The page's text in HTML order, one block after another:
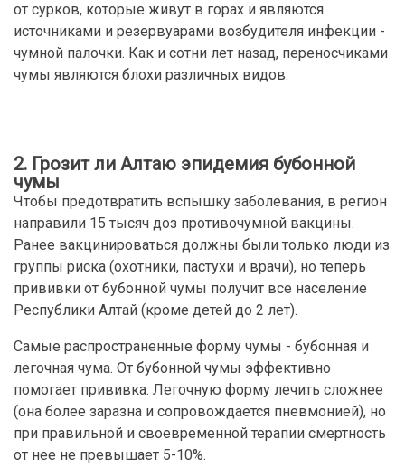
от сурков, которые живут в горах и являются
источниками и резервуарами возбудителя инфекции -
чумной палочки. Как и сотни лет назад, переносчиками
чумы являются блохи различных видов.
2. Грозит ли Алтаю эпидемия бубонной
чумы
Чтобы предотвратить вспышку заболевания, в регион
направили 15 тысяч доз противочумной вакцины.
Ранее вакцинироваться должны были только люди из
группы риска (охотники, пастухи и врачи), но теперь
прививки от бубонной чумы получит все население
Республики Алтай (кроме детей до 2 лет).
Самые распространенные форму чумы - бубонная и
легочная чума. От бубонной чумы эффективно
помогает прививка. Легочную форму лечить сложнее
(она более заразна и сопровождается пневмонией), но
при правильной и своевременной терапии смертность
от нее не превышает 5-10%.